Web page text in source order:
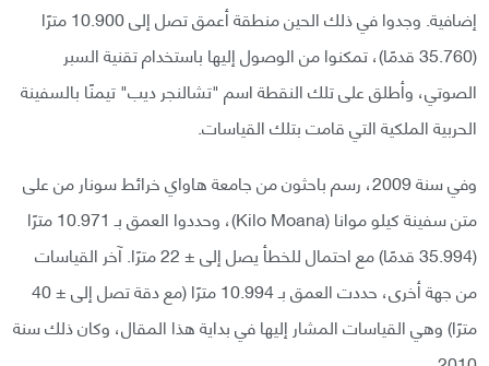
إضافية. وجدوا في ذلك الحين منطقة أعمق تصل إلى 10.900 مترًا
(35.760 قدمًا)، تمكنوا من الوصول إليها باستخدام تقنية السبر
الصوتي، وأطلق على تلك النقطة اسم "تشالنجر ديب" تيمنًا بالسفينة
الحربية الملكية التي قامت بتلك القياسات.
وفي سنة 2009، رسم باحثون من جامعة هاواي خرائط سونار من على
متن سفينة كيلو موانا (Kilo Moana)، وحددوا العمق بـ 10.971 مترًا
(35.994 قدمًا) مع احتمال للخطأ يصل إلى ± 22 مترًا. آخر القياسات
من جهة أخرى، حددت العمق بـ 10.994 مترًا (مع دقة تصل إلى ± 40
مترًا) وهي القياسات المشار إليها في بداية هذا المقال، وكان ذلك سنة